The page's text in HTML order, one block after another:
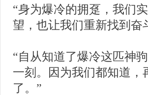
“身为爆冷的拥趸，我们
望，也让我们重新找到奋
“自从知道了爆冷这匹神
一刻。因为我们都知道
了。”